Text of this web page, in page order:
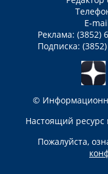
E-
Реклама: (3852)
Подписка:
©
Настоящий
Пожалуйста,